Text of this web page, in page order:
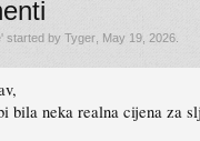
' started by Tyger May 19, 2026
bila neka realna cijena za